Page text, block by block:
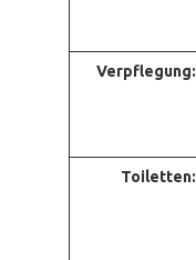
Verpflegung:
Toiletten: